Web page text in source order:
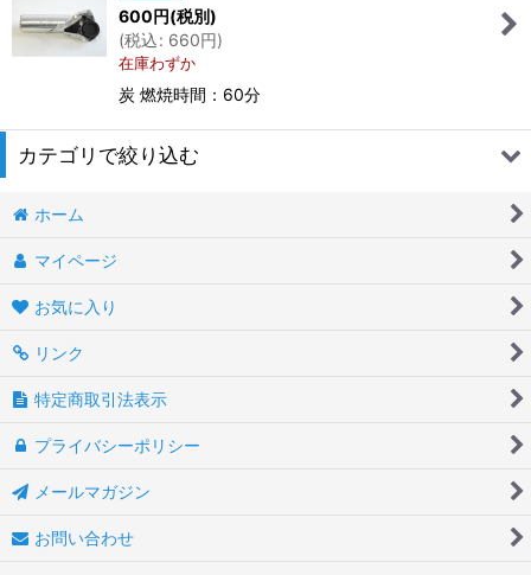
600円(税別)
(税込: 660円)
在庫わずか
炭 燃焼時間：60分
カテゴリで絞り込む
典礼用品 (全聖品)
お香・炭
ろうそく・ピクシス
ホーム
マイページ
お気に入り
リンク
特定商取引法表示
プライバシーポリシー
メールマガジン
お問い合わせ